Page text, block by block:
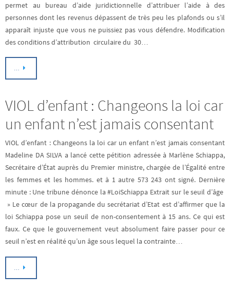
permet au bureau d’aide juridictionnelle d’attribuer l’aide à des
personnes dont les revenus dépassent de très peu les plafonds ou s’il
apparaît injuste que vous ne puissiez pas vous défendre. Modification
des conditions d’attribution circulaire du 30…
…
VIOL d’enfant : Changeons la loi car
un enfant n’est jamais consentant
VIOL d’enfant : Changeons la loi car un enfant n’est jamais consentant
Madeline DA SILVA a lancé cette pétition adressée à Marlène Schiappa,
Secrétaire d’État auprès du Premier ministre, chargée de l’Égalité entre
les femmes et les hommes. et à 1 autre 573 243 ont signé. Dernière
minute : Une tribune dénonce la #LoiSchiappa Extrait sur le seuil d’âge
» Le cœur de la propagande du secrétariat d’Etat est d’affirmer que la
loi Schiappa pose un seuil de non-consentement à 15 ans. Ce qui est
faux. Ce que le gouvernement veut absolument faire passer pour ce
seuil n’est en réalité qu’un âge sous lequel la contrainte…
…